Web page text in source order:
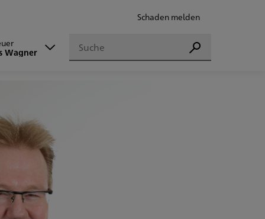
Schaden melden
Wagner
Suchen
Suchen